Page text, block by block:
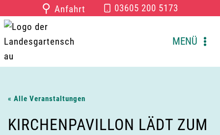
Inhalt
springen
⚲ Anfahrt 03605 200 5173
MENÜ
« Alle Veranstaltungen
KIRCHENPAVILLON LÄDT ZUM